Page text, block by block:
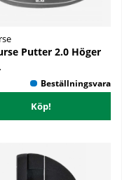
Putter 2.0 Höger
Köp!